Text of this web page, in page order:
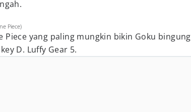
Piece)
Piece yang paling mungkin bikin Goku bingung
D. Luffy Gear 5.